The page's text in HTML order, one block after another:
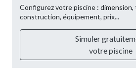
Configurez votre piscine :
construction, équipement, prix...
Simuler
votre piscine